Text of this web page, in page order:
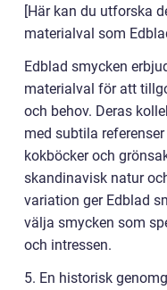
[Här kan du utforska
materialval som
Edblad smycken
materialval för att
och behov. Deras
med subtila
kokböcker och
skandinavisk natur
variation ger Edblad
välja smycken som
och intressen.
5. En historisk